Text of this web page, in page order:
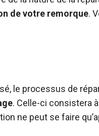
de votre remorque.
le processus de
. Celle-ci consistera à
ne peut se faire